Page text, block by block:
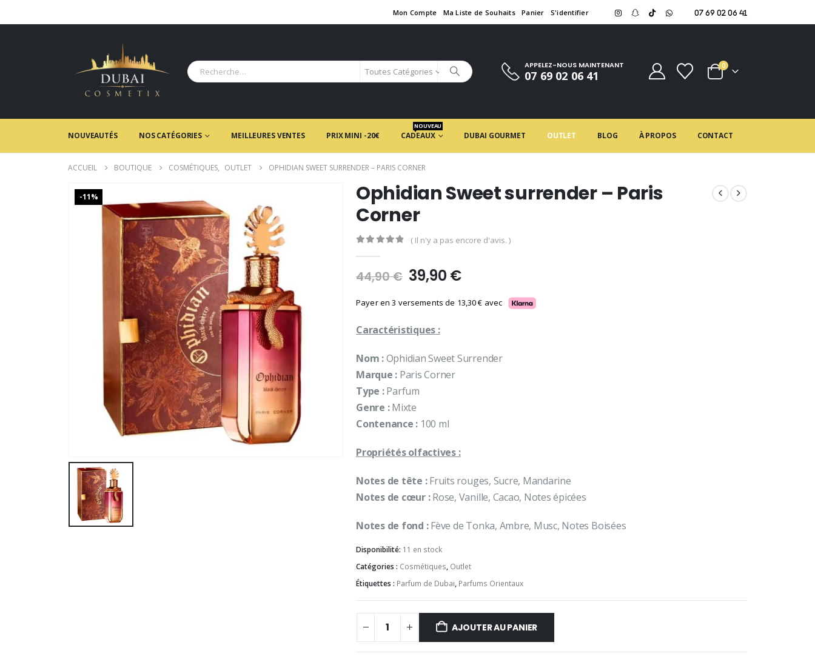
Mon Compte Ma Liste de Souhaits Panier S'identifier 07 69 02 06 41
Toutes Catégories
APPELEZ-NOUS MAINTENANT
07 69 02 06 41
0
NOUVEAUTÉS NOS CATÉGORIES MEILLEURES VENTES PRIX MINI -20€ CADEAUX
NOUVEAU
DUBAI GOURMET OUTLET BLOG À PROPOS CONTACT
ACCUEIL BOUTIQUE COSMÉTIQUES, OUTLET OPHIDIAN SWEET SURRENDER – PARIS CORNER
-11%
Ophidian Sweet surrender – Paris
Corner
( Il n'y a pas encore d'avis. )
44,90€ Le
prix
initial
44,90 €.
39,90 €Le
actuel
Payer en 3 versements de 13,30€ avec
Caractéristiques :
Nom :Ophidian Sweet Surrender
Marque : Paris Corner
Type :Parfum
Genre :Mixte
Contenance : 100 ml
Propriétés olfactives :
Notes de tête :Fruits rouges, Sucre, Mandarine
Notes de cœur :Rose, Vanille, Cacao, Notes épicées
Notes de fond :Fève de Tonka, Ambre, Musc, Notes Boisées
Disponibilité: 11 en stock
Catégories : Cosmétiques, Outlet
Étiquettes : Parfum de Dubai, Parfums Orientaux
AJOUTER AU PANIER